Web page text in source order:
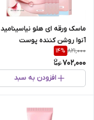
ماسک ورقه ای هلو نیاسینامید
آنوا روشن کننده پوست
821,000
14%
702,000
افزودن به سبد